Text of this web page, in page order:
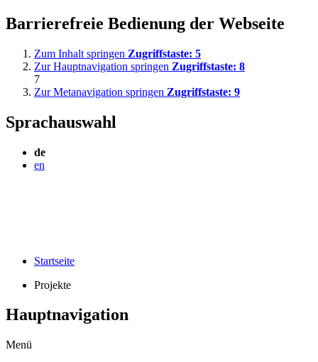
Barrierefreie Bedienung der Webseite
Zum Inhalt springen Zugriffstaste: 5
Zur Hauptnavigation springen Zugriffstaste: 8
7
Zur Metanavigation springen Zugriffstaste: 9
Sprachauswahl
de
en
Startseite
Projekte
Hauptnavigation
Menü